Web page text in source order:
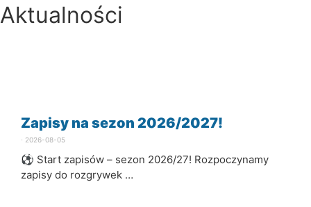
Aktualności
Zapisy na sezon 2026/2027!
⋅ 2026-08-05
⚽ Start zapisów – sezon 2026/27! Rozpoczynamy
zapisy do rozgrywek …